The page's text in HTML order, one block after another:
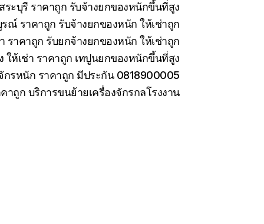
ระบุรี ราคาถูก รับจ้างยกของหนักขึ้นที่สูง
รณ์ ราคาถูก รับจ้างยกของหนัก ให้เช่าถูก
ราคาถูก รับยกจ้างยกของหนัก ให้เช่าถูก
ให้เช่า ราคาถูก เทปูนยกของหนักขึ้นที่สูง
กรหนัก ราคาถูก มีประกัน 0818900005
าถูก บริการขนย้ายเครื่องจักรกลโรงงาน